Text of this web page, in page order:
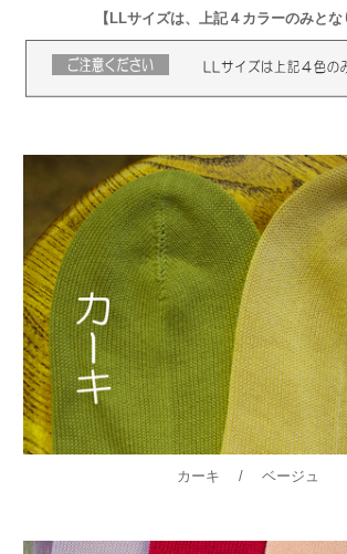
【LLサイズは、上記４カラーのみとな
カーキ / ベージュ